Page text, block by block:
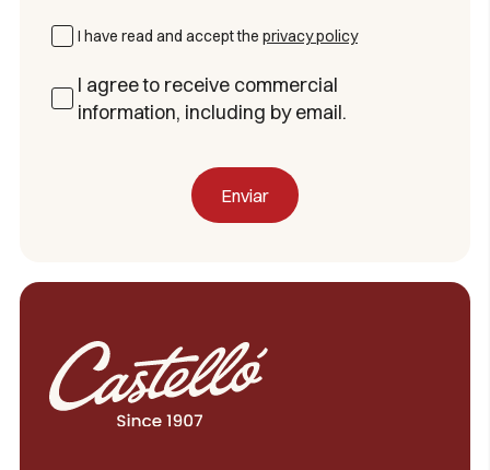
I have read and accept the privacy policy
I agree to receive commercial
information, including by email.